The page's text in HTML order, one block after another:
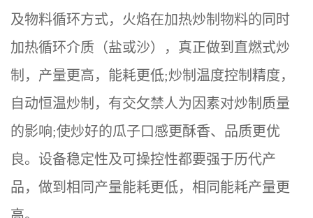
及物料循环方式，火焰在加热炒制物料的同时
加热循环介质（盐或沙），真正做到直燃式炒
制，产量更高，能耗更低;炒制温度控制精度，
自动恒温炒制，有交攵禁人为因素对炒制质量
的影响;使炒好的瓜子口感更酥香、品质更优
良。设备稳定性及可操控性都要强于历代产
品，做到相同产量能耗更低，相同能耗产量更
高。